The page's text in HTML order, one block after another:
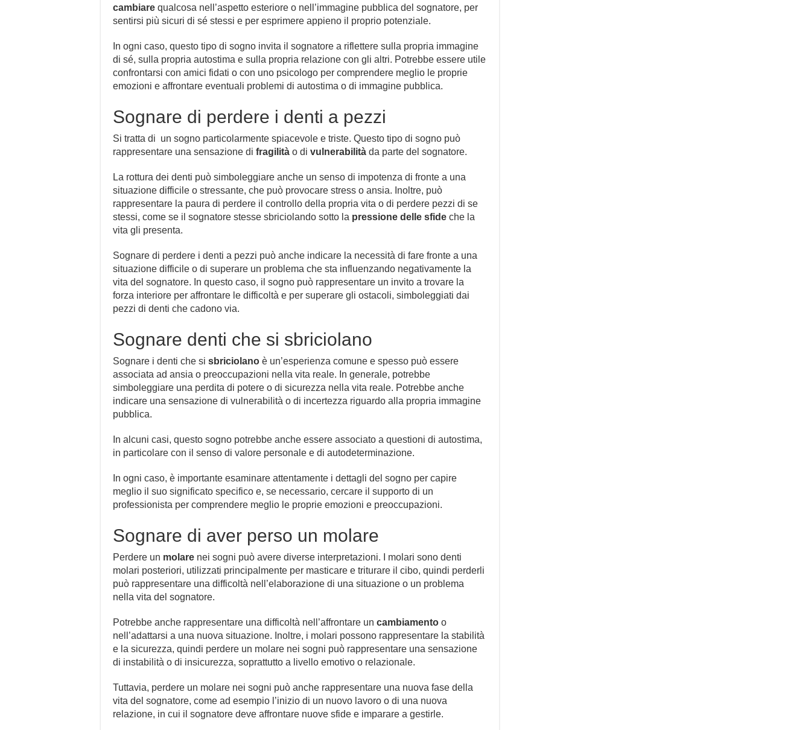
cambiare qualcosa nell’aspetto esteriore o nell’immagine pubblica del sognatore, per
sentirsi più sicuri di sé stessi e per esprimere appieno il proprio potenziale.
In ogni caso, questo tipo di sogno invita il sognatore a riflettere sulla propria immagine
di sé, sulla propria autostima e sulla propria relazione con gli altri. Potrebbe essere utile
confrontarsi con amici fidati o con uno psicologo per comprendere meglio le proprie
emozioni e affrontare eventuali problemi di autostima o di immagine pubblica.
Sognare di perdere i denti a pezzi
Si tratta di un sogno particolarmente spiacevole e triste. Questo tipo di sogno può
rappresentare una sensazione di fragilità o di vulnerabilità da parte del sognatore.
La rottura dei denti può simboleggiare anche un senso di impotenza di fronte a una
situazione difficile o stressante, che può provocare stress o ansia. Inoltre, può
rappresentare la paura di perdere il controllo della propria vita o di perdere pezzi di se
stessi, come se il sognatore stesse sbriciolando sotto la pressione delle sfide che la
vita gli presenta.
Sognare di perdere i denti a pezzi può anche indicare la necessità di fare fronte a una
situazione difficile o di superare un problema che sta influenzando negativamente la
vita del sognatore. In questo caso, il sogno può rappresentare un invito a trovare la
forza interiore per affrontare le difficoltà e per superare gli ostacoli, simboleggiati dai
pezzi di denti che cadono via.
Sognare denti che si sbriciolano
Sognare i denti che si sbriciolano è un’esperienza comune e spesso può essere
associata ad ansia o preoccupazioni nella vita reale. In generale, potrebbe
simboleggiare una perdita di potere o di sicurezza nella vita reale. Potrebbe anche
indicare una sensazione di vulnerabilità o di incertezza riguardo alla propria immagine
pubblica.
In alcuni casi, questo sogno potrebbe anche essere associato a questioni di autostima,
in particolare con il senso di valore personale e di autodeterminazione.
In ogni caso, è importante esaminare attentamente i dettagli del sogno per capire
meglio il suo significato specifico e, se necessario, cercare il supporto di un
professionista per comprendere meglio le proprie emozioni e preoccupazioni.
Sognare di aver perso un molare
Perdere un molare nei sogni può avere diverse interpretazioni. I molari sono denti
molari posteriori, utilizzati principalmente per masticare e triturare il cibo, quindi perderli
può rappresentare una difficoltà nell’elaborazione di una situazione o un problema
nella vita del sognatore.
Potrebbe anche rappresentare una difficoltà nell’affrontare un cambiamento o
nell’adattarsi a una nuova situazione. Inoltre, i molari possono rappresentare la stabilità
e la sicurezza, quindi perdere un molare nei sogni può rappresentare una sensazione
di instabilità o di insicurezza, soprattutto a livello emotivo o relazionale.
Tuttavia, perdere un molare nei sogni può anche rappresentare una nuova fase della
vita del sognatore, come ad esempio l’inizio di un nuovo lavoro o di una nuova
relazione, in cui il sognatore deve affrontare nuove sfide e imparare a gestirle.